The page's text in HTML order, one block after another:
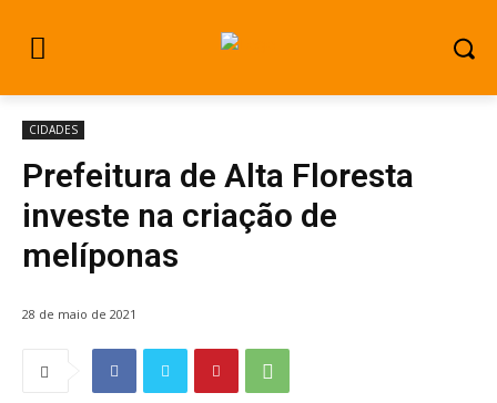
CIDADES
Prefeitura de Alta Floresta
investe na criação de
melíponas
28 de maio de 2021